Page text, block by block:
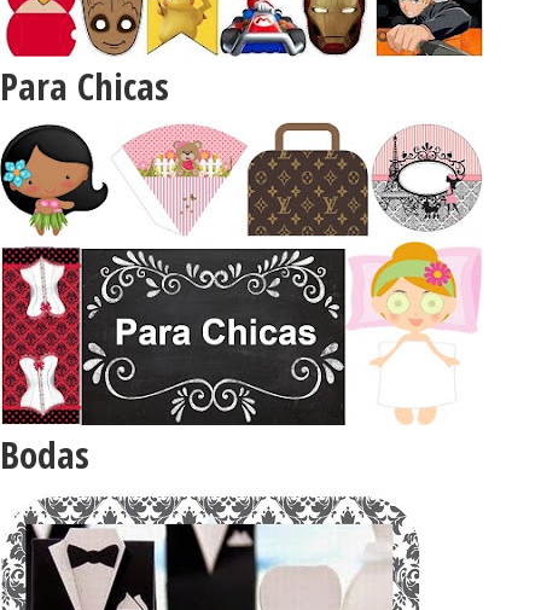
Para Chicas
Bodas